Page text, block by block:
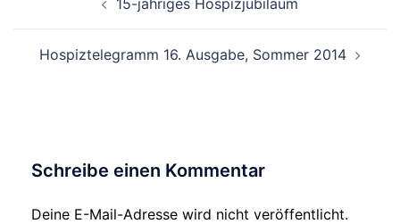
15-jähriges Hospizjubiläum
Hospiztelegramm 16. Ausgabe, Sommer 2014
Schreibe einen Kommentar
Deine E-Mail-Adresse wird nicht veröffentlicht.